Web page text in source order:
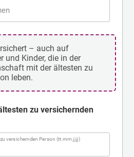
– auch auf
und Kinder, die in der
mit der ältesten zu
leben.
zu versichernden Person
zu versichernden
versichernden Person (tt.mm.jjjj)